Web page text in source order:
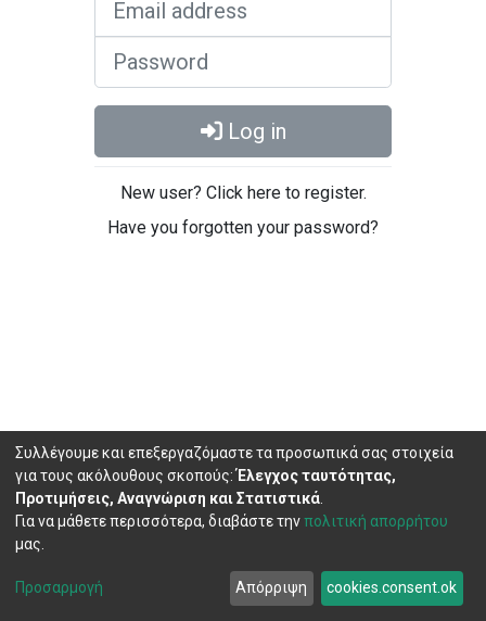
Log in
New user? Click here to register.
Have you forgotten your password?
Cookie
End User
Agreement
Send
Feedback
Συλλέγουμε και επεξεργαζόμαστε τα προσωπικά σας στοιχεία
για τους ακόλουθους σκοπούς:Έλεγχος ταυτότητας,
Προτιμήσεις, Αναγνώριση και Στατιστικά
Για να μάθετε περισσότερα, διαβάστε τηνπολιτική απορρήτου
μας.
Προσαρμογή Απόρριψη cookies.consent.ok